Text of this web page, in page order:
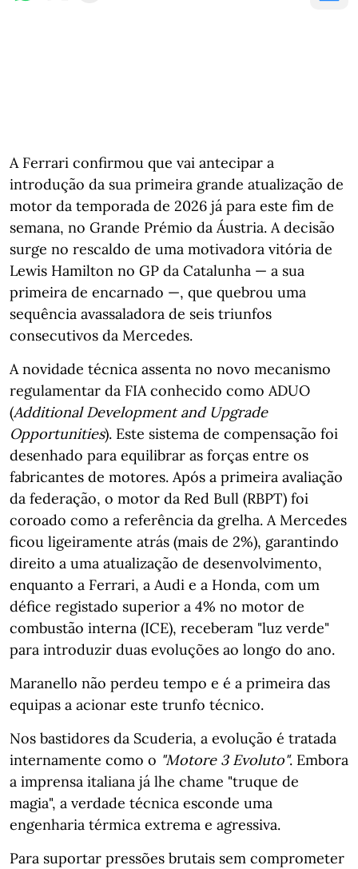
A Ferrari confirmou que vai antecipar a
introdução da sua primeira grande atualização de
motor da temporada de 2026 já para este fim de
semana, no Grande Prémio da Áustria. A decisão
surge no rescaldo de uma motivadora vitória de
Lewis Hamilton no GP da Catalunha — a sua
primeira de encarnado —, que quebrou uma
sequência avassaladora de seis triunfos
consecutivos da Mercedes.
A novidade técnica assenta no novo mecanismo
regulamentar da FIA conhecido como ADUO
(Additional Development and Upgrade
Opportunities). Este sistema de compensação foi
desenhado para equilibrar as forças entre os
fabricantes de motores. Após a primeira avaliação
da federação, o motor da Red Bull (RBPT) foi
coroado como a referência da grelha. A Mercedes
ficou ligeiramente atrás (mais de 2%), garantindo
direito a uma atualização de desenvolvimento,
enquanto a Ferrari, a Audi e a Honda, com um
défice registado superior a 4% no motor de
combustão interna (ICE), receberam "luz verde"
para introduzir duas evoluções ao longo do ano.
Maranello não perdeu tempo e é a primeira das
equipas a acionar este trunfo técnico.
Nos bastidores da Scuderia, a evolução é tratada
internamente como o "Motore 3 Evoluto". Embora
a imprensa italiana já lhe chame "truque de
magia", a verdade técnica esconde uma
engenharia térmica extrema e agressiva.
Para suportar pressões brutais sem comprometer